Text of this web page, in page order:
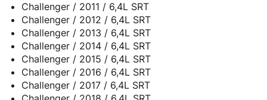
Challenger / 2011 / 6,4L SRT
Challenger / 2012 / 6,4L SRT
Challenger / 2013 / 6,4L SRT
Challenger / 2014 / 6,4L SRT
Challenger / 2015 / 6,4L SRT
Challenger / 2016 / 6,4L SRT
Challenger / 2017 / 6,4L SRT